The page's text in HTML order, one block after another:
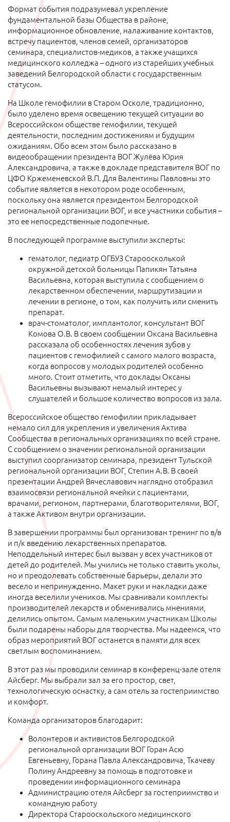
Формат события подразумевал укрепление
фундаментальной базы Общества в районе,
информационное обновление, налаживание контактов,
встречу пациентов, членов семей, организаторов
семинара, специалистов-медиков, а также учащихся
медицинского колледжа – одного из старейших учебных
заведений Белгородской области с государственным
статусом.
На Школе гемофилии в Старом Осколе, традиционно,
было уделено время освещению текущей ситуации во
Всероссийском обществе гемофилии, текущей
деятельности, последним достижениям и будущим
ожиданиям. Обо всем этом было рассказано в
видеообращении президента ВОГ Жулёва Юрия
Александровича, а также в докладе представителя ВОГ по
ЦФО Кржеменевской В.П. Для Валентины Павловны это
событие является в некотором роде особенным,
поскольку она является президентом Белгородской
региональной организации ВОГ, и все участники события –
это ее непосредственные подопечные.
В последующей программе выступили эксперты:
гематолог, педиатр ОГБУЗ Староосколькой
окружной детской больницы Папикян Татьяна
Васильевна, которая выступила с сообщением о
лекарственном обеспечении, маршрутизации и
лечении в регионе, о том, как получить или сменить
препарат.
врач-стоматолог, имплантолог, консультант ВОГ
Комова О.В. В своем сообщении Оксана Васильевна
рассказала об особенностях лечения зубов у
пациентов с гемофилией с самого малого возраста,
когда вопросов у молодых родителей особенно
много. Стоит отметить, что доклады Оксаны
Васильевны вызывают немалый интерес у
слушателей и большое количество вопросов из зала.
Всероссийское общество гемофилии прикладывает
немало сил для укрепления и увеличения Актива
Сообщества в региональных организациях по всей стране.
С сообщением о значении региональной организации
выступил соорганизатор семинара, президент Тульской
региональной организации ВОГ, Степин А.В. В своей
презентации Андрей Вячеславович наглядно отобразил
взаимосвязи региональной ячейки с пациентами,
врачами, регионом, партнерами, благотворителями, ВОГ,
а также Активом внутри организации.
В завершении программы был организован тренинг по в/в
и п/к введению лекарственных препаратов.
Неподдельный интерес был вызван у всех участников от
детей до родителей. Мы учились не только ставить уколы,
но и преодолевать собственные барьеры, делали это
весело и непринужденно. Макет руки и накладки даже
иногда веселили учеников. Мы сравнивали комплекты
производителей лекарств и обменивались мнениями,
делились опытом. Самым маленьким участникам Школы
были подарены наборы для творчества. Мы надеемся, что
образ мероприятий ВОГ останется в памяти для всех
светлым воспоминанием.
В этот раз мы проводили семинар в конференц-зале отеля
Айсберг. Мы выбрали зал за его простор, свет,
технологическую оснастку, а сам отель за гостеприимство
и комфорт.
Команда организаторов благодарит:
Волонтеров и активистов Белгородской
региональной организации ВОГ Горан Асю
Евгеньевну, Горана Павла Александровича, Ткачеву
Полину Андреевну за помощь в подготовке и
проведении информационного семинара
Администрацию отеля Айсберг за гостеприимство и
командную работу
Директора Старооскольского медицинского